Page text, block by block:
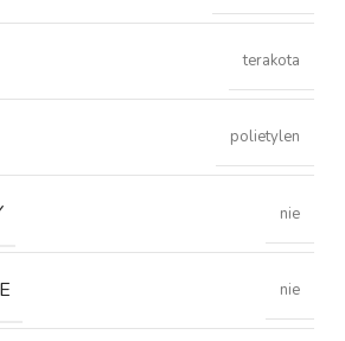
terakota
polietylen
nie
nie